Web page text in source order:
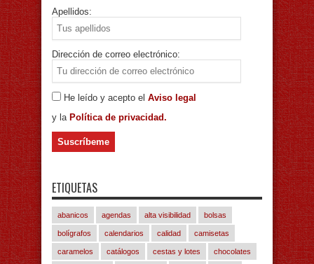
Apellidos:
Dirección de correo electrónico:
He leído y acepto el Aviso legal
y la Política de privacidad.
ETIQUETAS
abanicos agendas alta visibilidad bolsas
bolígrafos calendarios calidad camisetas
caramelos catálogos cestas y lotes chocolates